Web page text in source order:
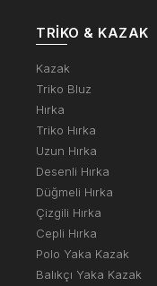
TRIKO & KAZAK
Kazak
Triko Bluz
Hırka
Triko Hırka
Uzun Hırka
Desenli Hırka
Düğmeli Hırka
Çizgili Hırka
Cepli Hırka
Polo Yaka Kazak
Balıkçı Yaka Kazak